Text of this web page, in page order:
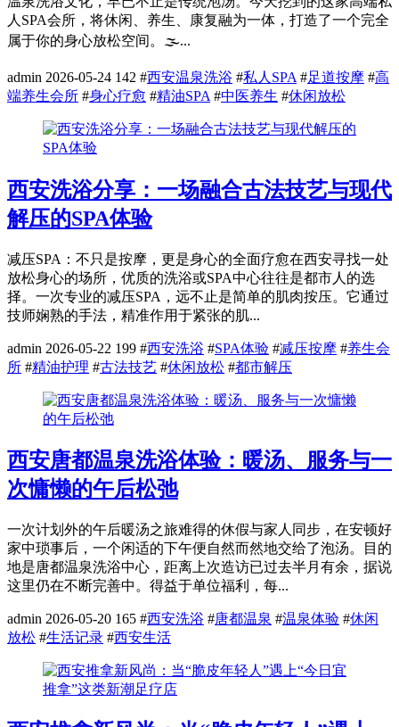
人SPA会所，将休闲、养生、康复融为一体，打造了一个完全
属于你的身心放松空间。🌫️...
admin 2026-05-24 142 #西安温泉洗浴 #私人SPA #足道按摩 #高
端养生会所 #身心疗愈 #精油SPA #中医养生 #休闲放松
西安洗浴分享：一场融合古法技艺与现代
解压的SPA体验
减压SPA：不只是按摩，更是身心的全面疗愈在西安寻找一处
放松身心的场所，优质的洗浴或SPA中心往往是都市人的选
择。一次专业的减压SPA，远不止是简单的肌肉按压。它通过
技师娴熟的手法，精准作用于紧张的肌...
admin 2026-05-22 199 #西安洗浴 #SPA体验 #减压按摩 #养生会
所 #精油护理 #古法技艺 #休闲放松 #都市解压
西安唐都温泉洗浴体验：暖汤、服务与一
次慵懒的午后松弛
一次计划外的午后暖汤之旅难得的休假与家人同步，在安顿好
家中琐事后，一个闲适的下午便自然而然地交给了泡汤。目的
地是唐都温泉洗浴中心，距离上次造访已过去半月有余，据说
这里仍在不断完善中。得益于单位福利，每...
admin 2026-05-20 165 #西安洗浴 #唐都温泉 #温泉体验 #休闲
放松 #生活记录 #西安生活